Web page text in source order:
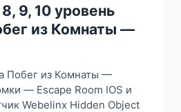
9, 10 уровень
из Комнаты —
Побег из Комнаты —
— Escape Room IOS и
Webelinx Hidden Object